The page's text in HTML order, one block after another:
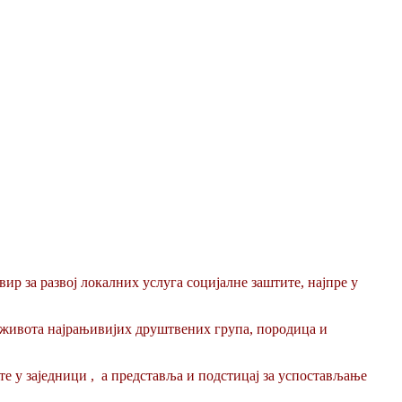
за развој локалних услуга социјалне заштите, најпре у
најрањивијих друштвених група, породица и
у заједници , а представља и подстицај за успостављање